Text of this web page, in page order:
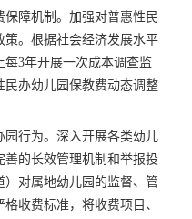
保障机制。加强对普惠性民
。根据社会经济发展水平
3年开展一次成本调查监
民办幼儿园保教费动态调整
园行为。深入开展各类幼儿
善的长效管理机制和举报投
对属地幼儿园的监督、管
收费标准，将收费项目、